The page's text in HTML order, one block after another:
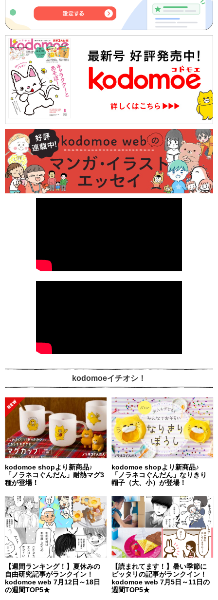
kodomoeイチオシ！
kodomoe shopより新商品♪
「ノラネコぐんだん」耐熱マグ3
種が登場！
kodomoe shopより新商品♪
「ノラネコぐんだん」なりきり
帽子（大、小）が登場！
【週間ランキング！】夏休みの
自由研究記事がランクイン！
kodomoe web 7月12日～18日
の週間TOP5★
【読まれてます！】暑い季節に
ピッタリの記事がランクイン！
kodomoe web 7月5日～11日の
週間TOP5★